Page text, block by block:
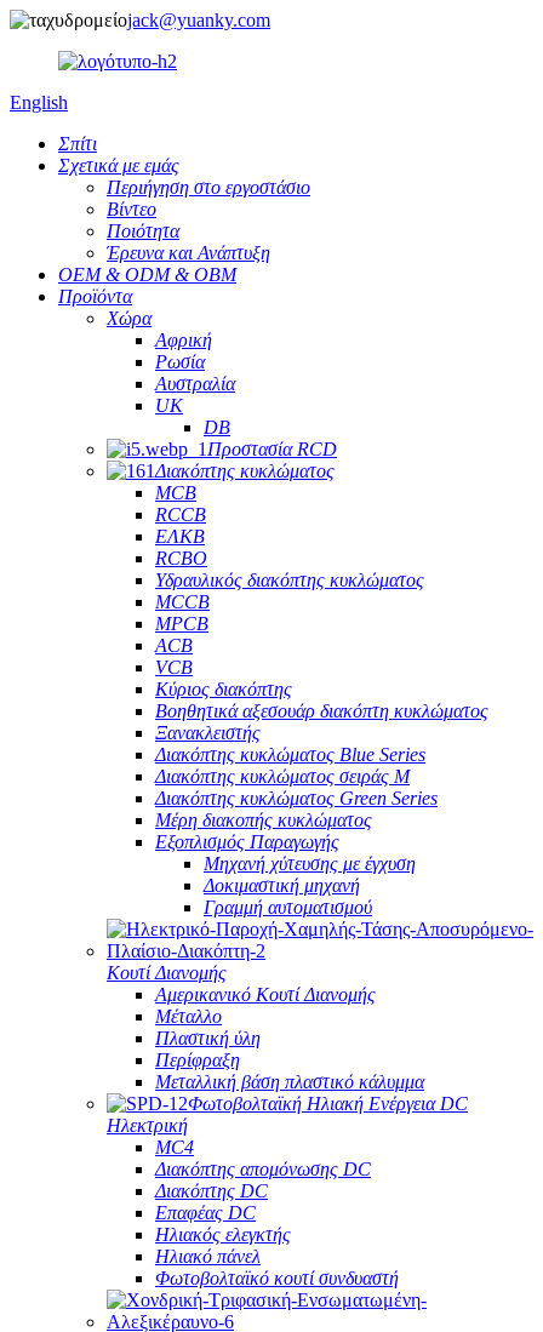
jack@yuanky.com
English
Σπίτι
Σχετικά με εμάς
Περιήγηση στο εργοστάσιο
Βίντεο
Ποιότητα
Έρευνα και Ανάπτυξη
OEM & ODM & OBM
Προϊόντα
Χώρα
Αφρική
Ρωσία
Αυστραλία
UK
DB
Προστασία RCD
Διακόπτης κυκλώματος
MCB
RCCB
ΕΛΚΒ
RCBO
Υδραυλικός διακόπτης κυκλώματος
MCCB
MPCB
ACB
VCB
Κύριος διακόπτης
Βοηθητικά αξεσουάρ διακόπτη κυκλώματος
Ξανακλειστής
Διακόπτης κυκλώματος Blue Series
Διακόπτης κυκλώματος σειράς M
Διακόπτης κυκλώματος Green Series
Μέρη διακοπής κυκλώματος
Εξοπλισμός Παραγωγής
Μηχανή χύτευσης με έγχυση
Δοκιμαστική μηχανή
Γραμμή αυτοματισμού
Κουτί Διανομής
Αμερικανικό Κουτί Διανομής
Μέταλλο
Πλαστική ύλη
Περίφραξη
Μεταλλική βάση πλαστικό κάλυμμα
Φωτοβολταϊκή Ηλιακή Ενέργεια DC
Ηλεκτρική
MC4
Διακόπτης απομόνωσης DC
Διακόπτης DC
Επαφέας DC
Ηλιακός ελεγκτής
Ηλιακό πάνελ
Φωτοβολταϊκό κουτί συνδυαστή